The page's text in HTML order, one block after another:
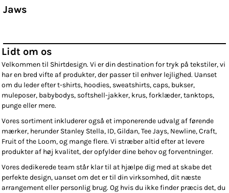
Jaws
Lidt om os
Velkommen til Shirtdesign. Vi er din destination for tryk på tekstiler, vi
har en bred vifte af produkter, der passer til enhver lejlighed. Uanset
om du leder efter t-shirts, hoodies, sweatshirts, caps, bukser,
muleposer, babybodys, softshell-jakker, krus, forklæder, tanktops,
punge eller mere.
Vores sortiment inkluderer også et imponerende udvalg af førende
mærker, herunder Stanley Stella, ID, Gildan, Tee Jays, Newline, Craft,
Fruit of the Loom, og mange flere. Vi stræber altid efter at levere
produkter af høj kvalitet, der opfylder dine behov og forventninger.
Vores dedikerede team står klar til at hjælpe dig med at skabe det
perfekte design, uanset om det er til din virksomhed, dit næste
arrangement eller personlig brug. Og hvis du ikke finder præcis det, du